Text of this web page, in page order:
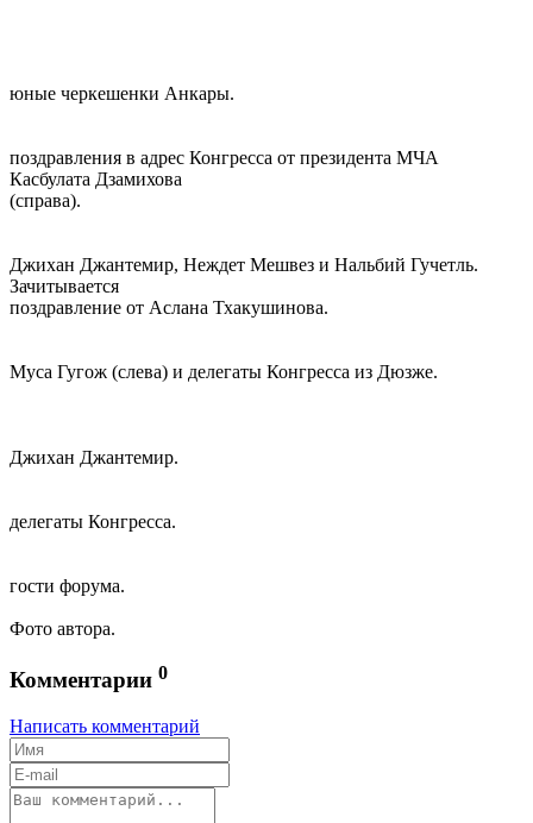
юные черкешенки Анкары.
поздравления в адрес Конгресса от президента МЧА
Касбулата Дзамихова
(справа).
Джихан Джантемир, Неждет Мешвез и Нальбий Гучетль.
Зачитывается
поздравление от Аслана Тхакушинова.
Муса Гугож (слева) и делегаты Конгресса из Дюзже.
Джихан Джантемир.
делегаты Конгресса.
гости форума.
Фото автора.
Комментарии 0
Написать комментарий